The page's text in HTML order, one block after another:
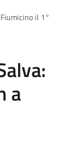
il 1°
a